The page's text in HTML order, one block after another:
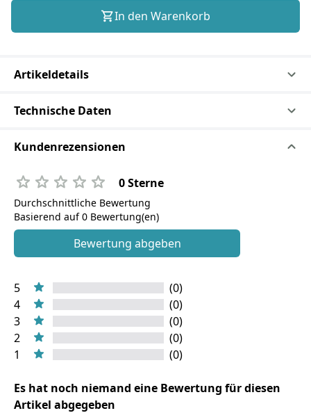
In den Warenkorb
Artikeldetails
Technische Daten
Kundenrezensionen
0 Sterne
Durchschnittliche Bewertung
Basierend auf 0 Bewertung(en)
Bewertung abgeben
5
(0)
4
(0)
3
(0)
2
(0)
1
(0)
Es hat noch niemand eine Bewertung für diesen
Artikel abgegeben